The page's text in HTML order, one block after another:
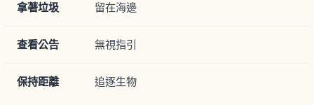
拿著垃圾 留在海邊
查看公告 無視指引
保持距離 追逐生物